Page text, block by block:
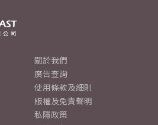
關於我們
廣告查詢
使用條款及細則
版權及免責聲明
私隱政策